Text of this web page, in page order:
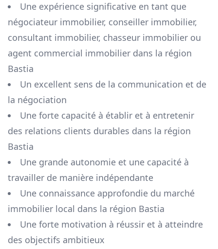
Une expérience significative en tant que
négociateur immobilier, conseiller immobilier,
consultant immobilier, chasseur immobilier ou
agent commercial immobilier dans la région
Bastia
Un excellent sens de la communication et de
la négociation
Une forte capacité à établir et à entretenir
des relations clients durables dans la région
Bastia
Une grande autonomie et une capacité à
travailler de manière indépendante
Une connaissance approfondie du marché
immobilier local dans la région Bastia
Une forte motivation à réussir et à atteindre
des objectifs ambitieux